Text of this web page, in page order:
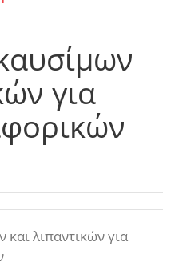
για
λιπαντικών για